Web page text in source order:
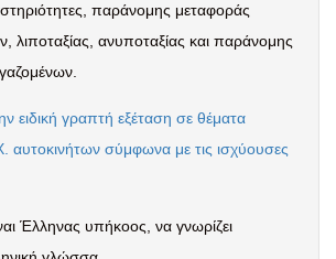
παράνομης μεταφοράς
λιποταξίας, ανυποταξίας και παράνομης
ειδική γραπτή εξέταση σε θέματα
αυτοκινήτων σύμφωνα με τις ισχύουσες
Έλληνας υπήκοος, να γνωρίζει